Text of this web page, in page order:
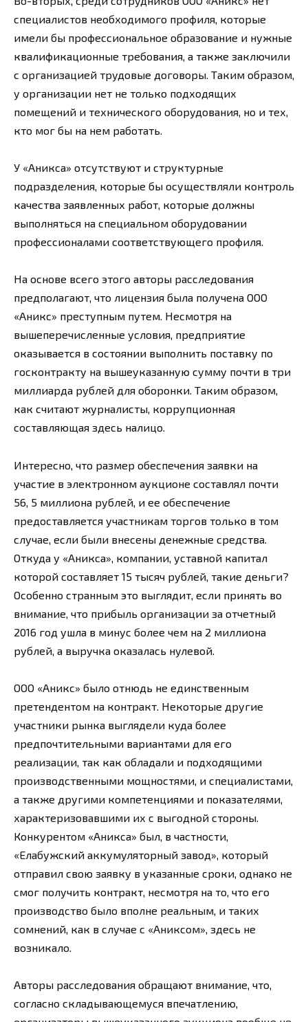
специалистов необходимого профиля, которые
имели бы профессиональное образование и нужные
квалификационные требования, а также заключили
с организацией трудовые договоры. Таким образом,
у организации нет не только подходящих
помещений и технического оборудования, но и тех,
кто мог бы на нем работать.
У «Аникса» отсутствуют и структурные
подразделения, которые бы осуществляли контроль
качества заявленных работ, которые должны
выполняться на специальном оборудовании
профессионалами соответствующего профиля.
На основе всего этого авторы расследования
предполагают, что лицензия была получена ООО
«Аникс» преступным путем. Несмотря на
вышеперечисленные условия, предприятие
оказывается в состоянии выполнить поставку по
госконтракту на вышеуказанную сумму почти в три
миллиарда рублей для оборонки. Таким образом,
как считают журналисты, коррупционная
составляющая здесь налицо.
Интересно, что размер обеспечения заявки на
участие в электронном аукционе составлял почти
56, 5 миллиона рублей, и ее обеспечение
предоставляется участникам торгов только в том
случае, если были внесены денежные средства.
Откуда у «Аникса», компании, уставной капитал
которой составляет 15 тысяч рублей, такие деньги?
Особенно странным это выглядит, если принять во
внимание, что прибыль организации за отчетный
2016 год ушла в минус более чем на 2 миллиона
рублей, а выручка оказалась нулевой.
ООО «Аникс» было отнюдь не единственным
претендентом на контракт. Некоторые другие
участники рынка выглядели куда более
предпочтительными вариантами для его
реализации, так как обладали и подходящими
производственными мощностями, и специалистами,
а также другими компетенциями и показателями,
характеризовавшими их с выгодной стороны.
Конкурентом «Аникса» был, в частности,
«Елабужский аккумуляторный завод», который
отправил свою заявку в указанные сроки, однако не
смог получить контракт, несмотря на то, что его
производство было вполне реальным, и таких
сомнений, как в случае с «Аниксом», здесь не
возникало.
Авторы расследования обращают внимание, что,
согласно складывающемуся впечатлению,